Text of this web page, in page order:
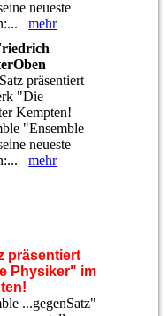
neueste
mehr
präsentiert
"Die
Kempten!
"Ensemble
neueste
mehr
präsentiert
Physiker" im
...gegenSatz"